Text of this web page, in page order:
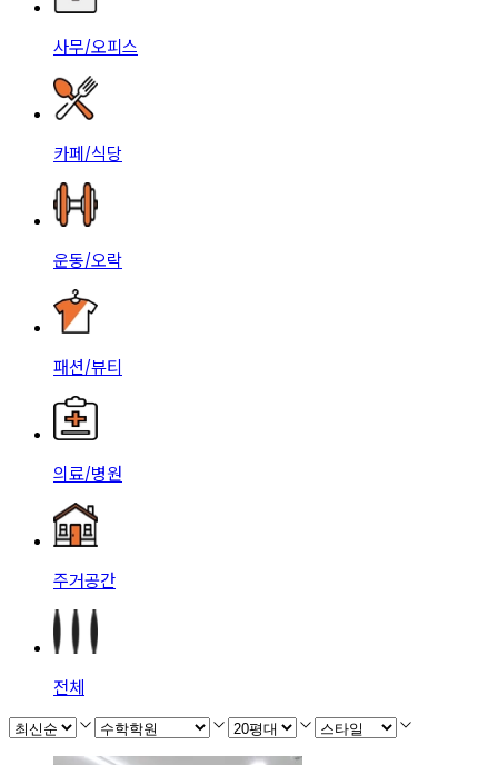
사무/오피스
카페/식당
운동/오락
패션/뷰티
의료/병원
주거공간
전체